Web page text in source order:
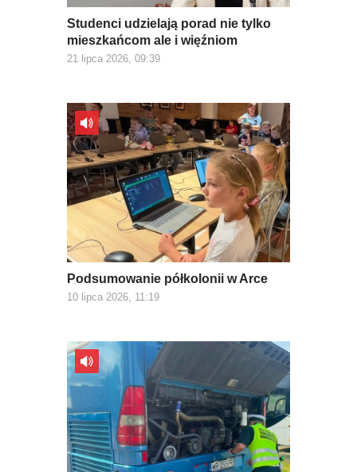
Studenci udzielają porad nie tylko
mieszkańcom ale i więźniom
21 lipca 2026, 09:39
Podsumowanie półkolonii w Arce
10 lipca 2026, 11:19